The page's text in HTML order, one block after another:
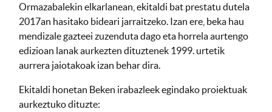
Ormazabalekin elkarlanean, ekitaldi bat prestatu dutela
2017an hasitako bideari jarraitzeko. Izan ere, beka hau
mendizale gazteei zuzenduta dago eta horrela aurtengo
edizioan lanak aurkezten dituztenek 1999. urtetik
aurrera jaiotakoak izan behar dira.
Ekitaldi honetan Beken irabazleek egindako proiektuak
aurkeztuko dituzte: